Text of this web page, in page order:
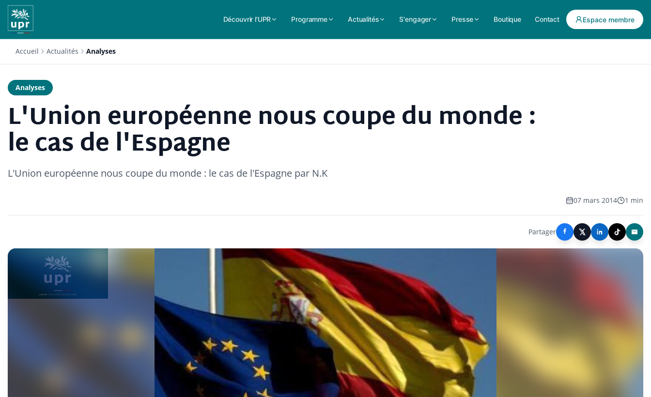
Découvrir l'UPR Programme Actualités S'engager Presse Boutique Contact Espace membre
Accueil Actualités Analyses
Analyses
L'Union européenne nous coupe du monde :
le cas de l'Espagne
L'Union européenne nous coupe du monde : le cas de l'Espagne par N.K
07 mars 2014 1 min
Partager